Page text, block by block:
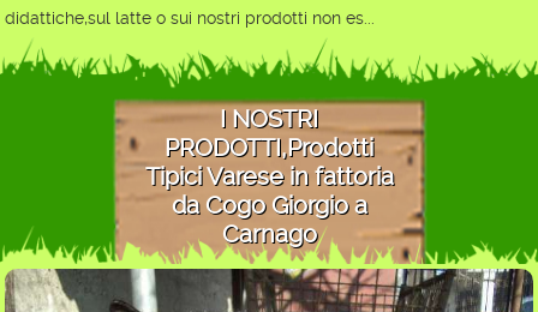
didattiche,sul latte o sui nostri prodotti non es...
I NOSTRI
PRODOTTI,Prodotti
Tipici Varese in fattoria
da Cogo Giorgio a
Carnago